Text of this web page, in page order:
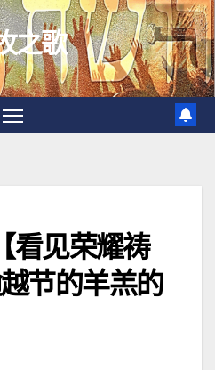
之歌
看见荣耀祷
节的羊羔的